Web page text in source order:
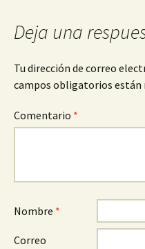
entradas
Deja una
Tu dirección de correo
campos obligatorios están
Comentario *
Nombre *
Correo